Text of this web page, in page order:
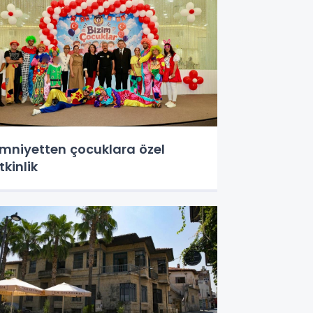
çocuklara özel